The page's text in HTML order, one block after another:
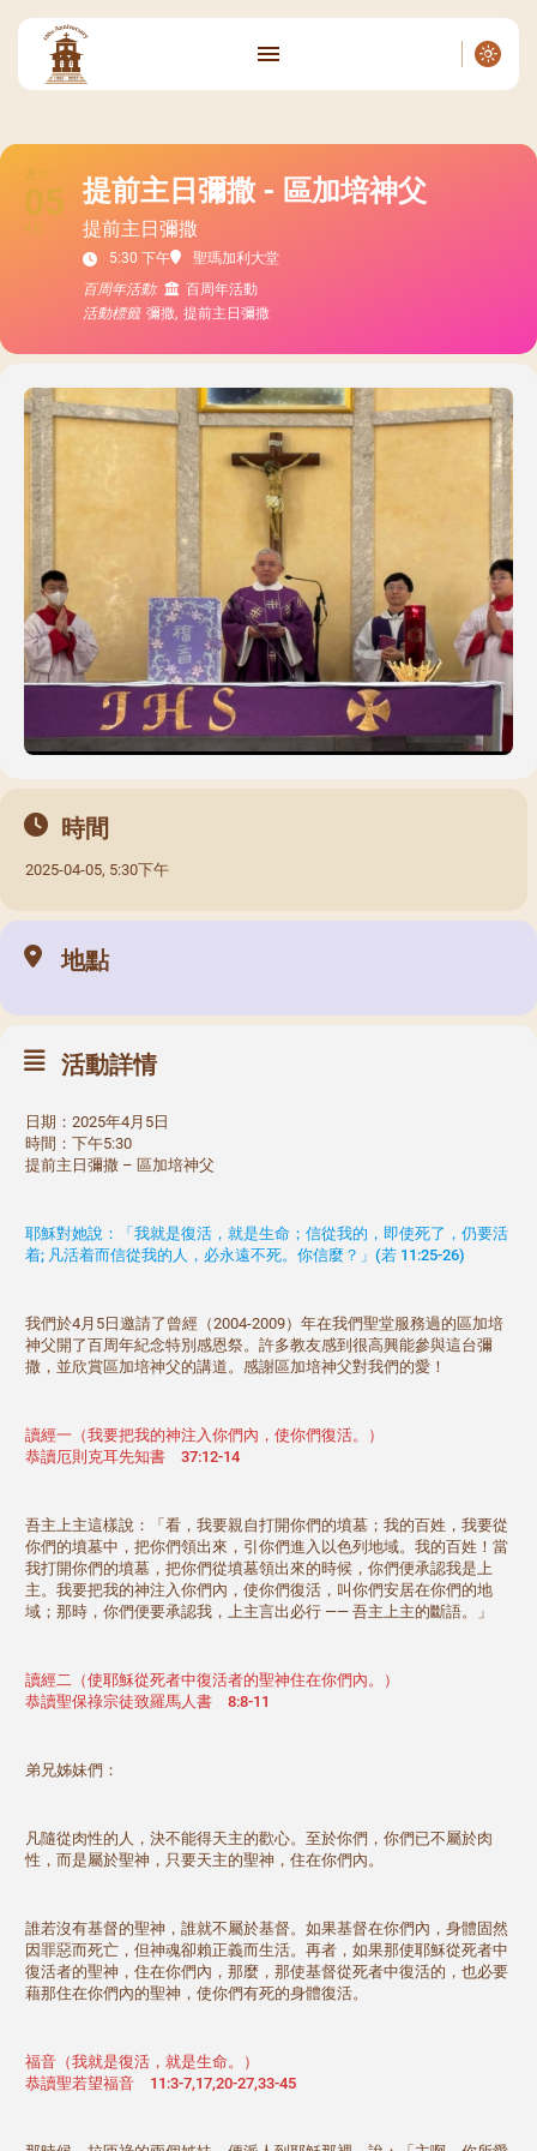
05
4月
提前主日彌撒 - 區加培神父
提前主日彌撒
5:30 下午
聖瑪加利大堂
百周年活動:
百周年活動
活動標籤 彌撒, 提前主日彌撒
時間
2025-04-05, 5:30下午
地點
活動詳情
日期：2025年4月5日
時間：下午5:30
提前主日彌撒 – 區加培神父
耶穌對她說：「我就是復活，就是生命；信從我的，即使死了，仍要活
着; 凡活着而信從我的人，必永遠不死。你信麼？」(若 11:25-26)
我們於4月5日邀請了曾經（2004-2009）年在我們聖堂服務過的區加培
神父開了百周年紀念特別感恩祭。許多教友感到很高興能參與這台彌
撒，並欣賞區加培神父的講道。感謝區加培神父對我們的愛！
讀經一（我要把我的神注入你們內，使你們復活。）
恭讀厄則克耳先知書 37:12-14
吾主上主這樣說：「看，我要親自打開你們的墳墓；我的百姓，我要從
你們的墳墓中，把你們領出來，引你們進入以色列地域。我的百姓！當
我打開你們的墳墓，把你們從墳墓領出來的時候，你們便承認我是上
主。我要把我的神注入你們內，使你們復活，叫你們安居在你們的地
域；那時，你們便要承認我，上主言出必行 —— 吾主上主的斷語。」
讀經二（使耶穌從死者中復活者的聖神住在你們內。）
恭讀聖保祿宗徒致羅馬人書 8:8-11
弟兄姊妹們：
凡隨從肉性的人，決不能得天主的歡心。至於你們，你們已不屬於肉
性，而是屬於聖神，只要天主的聖神，住在你們內。
誰若沒有基督的聖神，誰就不屬於基督。如果基督在你們內，身體固然
因罪惡而死亡，但神魂卻賴正義而生活。再者，如果那使耶穌從死者中
復活者的聖神，住在你們內，那麼，那使基督從死者中復活的，也必要
藉那住在你們內的聖神，使你們有死的身體復活。
福音（我就是復活，就是生命。）
恭讀聖若望福音 11:3-7,17,20-27,33-45